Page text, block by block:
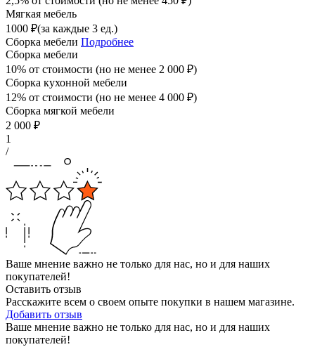
Мягкая мебель
1000 ₽(за каждые 3 ед.)
Сборка мебели Подробнее
Сборка мебели
10% от стоимости (но не менее 2 000 ₽)
Сборка кухонной мебели
12% от стоимости (но не менее 4 000 ₽)
Сборка мягкой мебели
2 000 ₽
1
/
Ваше мнение важно не только для нас, но и для наших
покупателей!
Оставить отзыв
Расскажите всем о своем опыте покупки в нашем магазине.
Добавить отзыв
Ваше мнение важно не только для нас, но и для наших
покупателей!